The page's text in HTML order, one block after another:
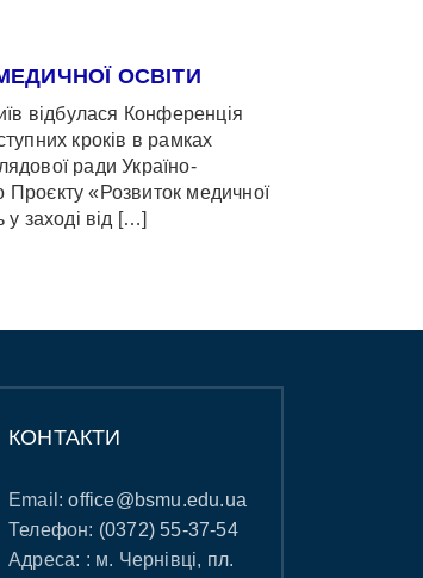
ОСВІТИ
відбулася Конференція
кроків в рамках
ради Україно-
Проєкту «Розвиток медичної
у заході від […]
КОНТАКТИ
Email:office@bsmu.edu.ua
Телефон: (0372) 55-37-54
Адреса: : м. Чернівці, пл.